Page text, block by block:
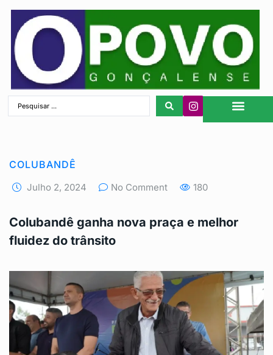
COLUBANDÊ
Julho 2, 2024 No Comment 180
Colubandê ganha nova praça e melhor
fluidez do trânsito